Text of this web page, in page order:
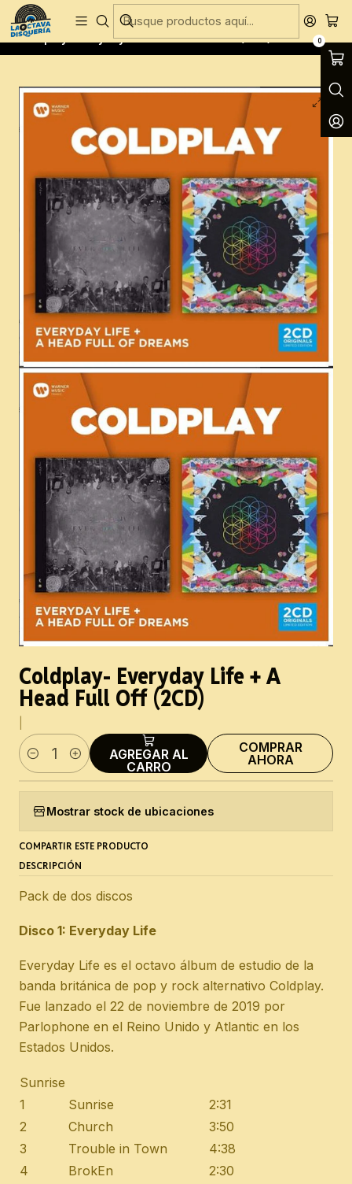
0
Entregas Gratis todos los días en Concepción
Inicio CD´S
CD´S Nuevos
Coldplay- Everyday Life + A Head Full Off (2CD)
Coldplay- Everyday Life + A
Head Full Off (2CD)
Cantidad
AGREGAR AL
CARRO
COMPRAR
AHORA
Mostrar stock de ubicaciones
COMPARTIR ESTE PRODUCTO
DESCRIPCIÓN
Pack de dos discos
Disco 1: Everyday Life
Everyday Life es el octavo álbum de estudio de la
banda británica de pop y rock alternativo Coldplay.
Fue lanzado el 22 de noviembre de 2019 por
Parlophone en el Reino Unido y Atlantic en los
Estados Unidos.
Sunrise
1
Sunrise
2:31
2
Church
3:50
3
Trouble in Town
4:38
4
BrokEn
2:30